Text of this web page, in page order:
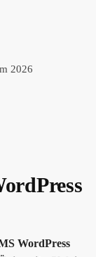
2026
WordPress